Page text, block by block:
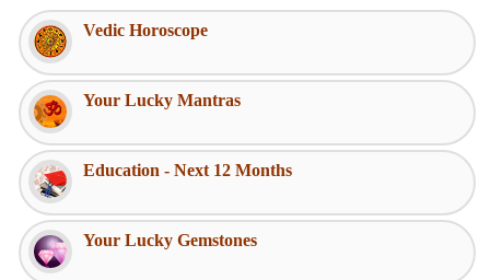
Vedic Horoscope
Your Lucky Mantras
Education - Next 12 Months
Your Lucky Gemstones